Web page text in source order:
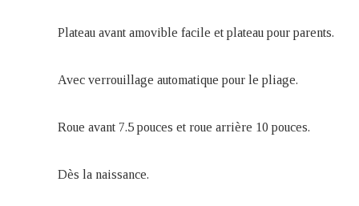
Plateau avant amovible facile et plateau pour parents.
Avec verrouillage automatique pour le pliage.
Roue avant 7.5 pouces et roue arrière 10 pouces.
Dès la naissance.